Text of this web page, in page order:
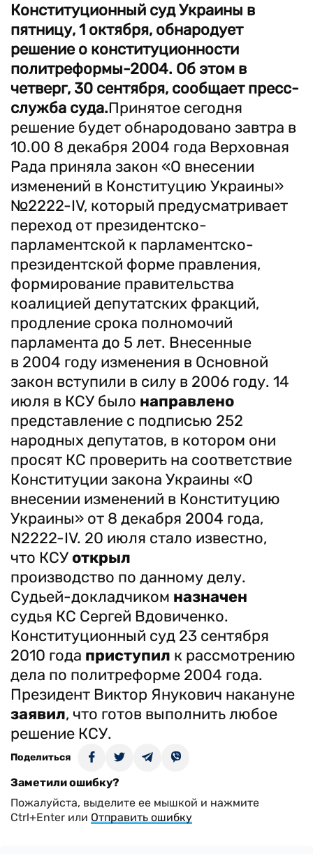
Конституционный суд Украины в
пятницу, 1 октября, обнародует
решение о конституционности
политреформы-2004. Об этом в
четверг, 30 сентября, сообщает пресс-
служба суда.Принятое сегодня
решение будет обнародовано завтра в
10.00 8 декабря 2004 года Верховная
Рада приняла закон «О внесении
изменений в Конституцию Украины»
№2222-IV, который предусматривает
переход от президентско-
парламентской к парламентско-
президентской форме правления,
формирование правительства
коалицией депутатских фракций,
продление срока полномочий
парламента до 5 лет. Внесенные
в 2004 году изменения в Основной
закон вступили в силу в 2006 году. 14
июля в КСУ было направлено
представление с подписью 252
народных депутатов, в котором они
просят КС проверить на соответствие
Конституции закона Украины «О
внесении изменений в Конституцию
Украины» от 8 декабря 2004 года,
N2222-IV. 20 июля стало известно,
что КСУоткрыл
производство по данному делу.
Судьей-докладчиком назначен
судья КС Сергей Вдовиченко.
Конституционный суд 23 сентября
2010 года приступил к рассмотрению
дела по политреформе 2004 года.
Президент Виктор Янукович накануне
заявил, что готов выполнить любое
решение КСУ.
Поделиться
Заметили ошибку?
Пожалуйста, выделите ее мышкой и нажмите
Ctrl+Enter или Отправить ошибку